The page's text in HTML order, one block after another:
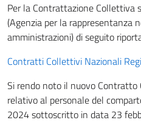
Per la Contrattazione Collettiva
(Agenzia per la rappresentanza
amministrazioni) di seguito
Contratti Collettivi Nazionali
Si rendo noto il nuovo
relativo al personale del
2024 sottoscritto in data 23